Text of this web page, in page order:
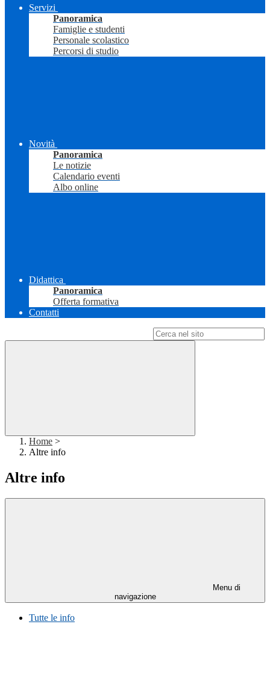
Servizi
Panoramica
Famiglie e studenti
Personale scolastico
Percorsi di studio
Novità
Panoramica
Le notizie
Calendario eventi
Albo online
Didattica
Panoramica
Offerta formativa
Contatti
Home >
Altre info
Altre info
Menu di
navigazione
Tutte le info